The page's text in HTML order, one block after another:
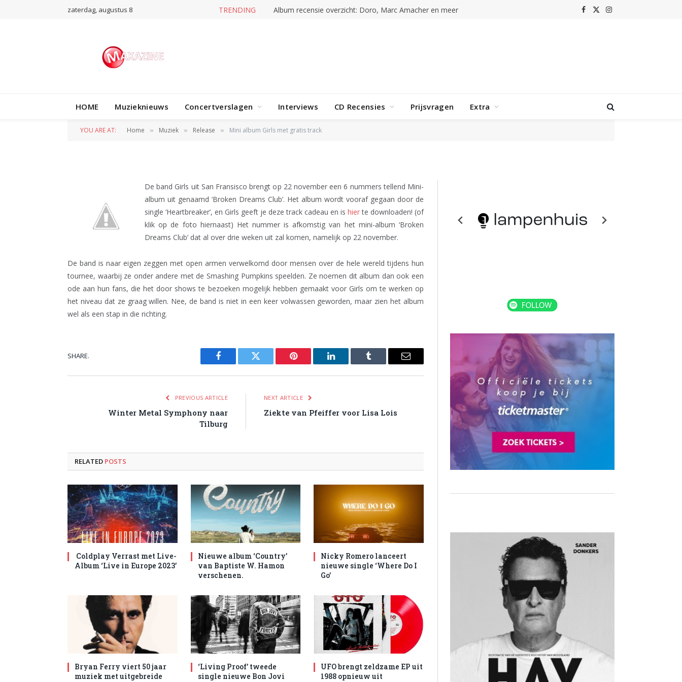
zaterdag, augustus 8 TRENDING Album recensie overzicht: Doro, Marc Amacher en meer Facebook
X
Instagram
HOME Muzieknieuws Concertverslagen Interviews CD Recensies Prijsvragen Extra
YOU ARE AT: Home » Muziek » Release » Mini album Girls met gratis track
Mini album Girls met gratis track
De band Girls uit San Fransisco brengt op 22 november een 6 nummers tellend Mini-
album uit genaamd ‘Broken Dreams Club’. Het album wordt vooraf gegaan door de
single ‘Heartbreaker’, en Girls geeft je deze track cadeau en is hierte downloaden! (of
klik op de foto hiernaast) Het nummer is afkomstig van het mini-album ‘Broken
Dreams Club’ dat al over drie weken uit zal komen, namelijk op 22 november.
De band is naar eigen zeggen met open armen verwelkomd door mensen over de hele wereld tijdens hun
tournee, waarbij ze onder andere met de Smashing Pumpkins speelden. Ze noemen dit album dan ook een
ode aan hun fans, die het door shows te bezoeken mogelijk hebben gemaakt voor Girls om te werken op
het niveau dat ze graag willen. Nee, de band is niet in een keer volwassen geworden, maar zien het album
wel als een stap in die richting.
SHARE.
Facebook Twitter Pinterest LinkedIn Tumblr Email
PREVIOUS ARTICLE
Winter Metal Symphony naar
Tilburg
NEXT ARTICLE
Ziekte van Pfeiffer voor Lisa Lois
RELATED POSTS
Coldplay Verrast met Live-
Album ‘Live in Europe 2023’
Nieuwe album ‘Country’
van Baptiste W. Hamon
verschenen.
Nicky Romero lanceert
nieuwe single ‘Where Do I
Go’
Bryan Ferry viert 50 jaar
muziek met uitgebreide
‘Living Proof’ tweede
single nieuwe Bon Jovi
UFO brengt zeldzame EP uit
1988 opnieuw uit